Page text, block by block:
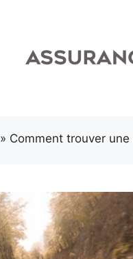
» Comment trouver